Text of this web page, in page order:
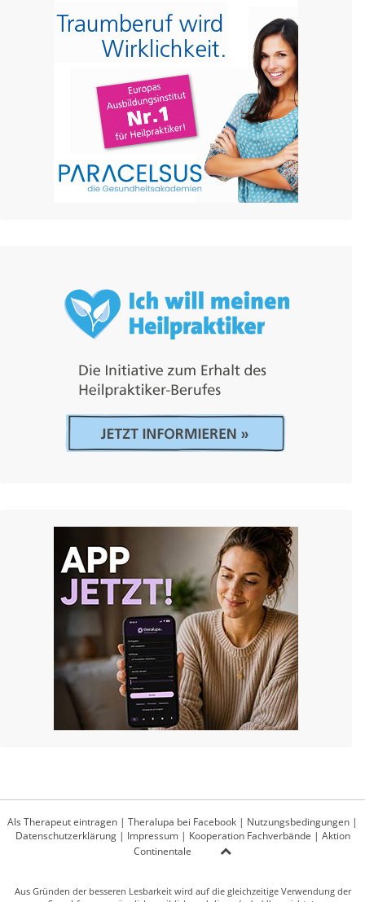
Als Therapeut eintragen | Theralupa bei Facebook | Nutzungsbedingungen |
Datenschutzerklärung| Impressum| Kooperation Fachverbände | Aktion
Continentale
Aus Gründen der besseren Lesbarkeit wird auf die gleichzeitige Verwendung der